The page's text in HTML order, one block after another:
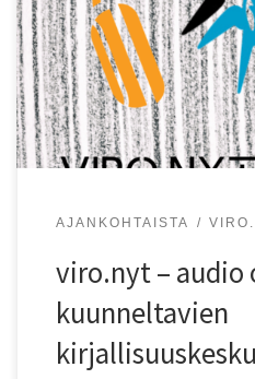
viro.nyt – audio on uusi
kirjallisuuskeskusteluiden sarja!
AJANKOHTAISTA
viro.nyt – audio
kuunneltavien